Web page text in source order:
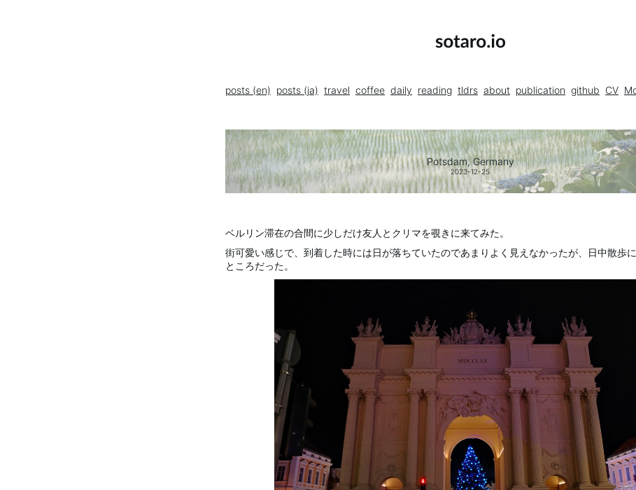
posts (en) posts (ja) travel coffee daily reading tldrs about publication github CV
Potsdam, Germany
2023-12-25
ベルリン滞在の合間に少しだけ友人とクリマを覗きに来てみた。
街可愛い感じで、到着した時には日が落ちていたのであまりよく見えなかったが、日中散歩
ところだった。